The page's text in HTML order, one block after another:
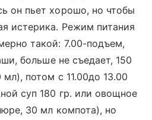
он пьет хорошо, но чтобы
истерика. Режим питания
такой: 7.00-подъем,
больше не съедает, 150
потом с 11.00до 13.00
суп 180 гр. или овощное
30 мл компота), но